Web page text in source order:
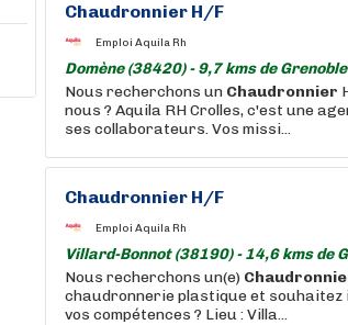
Chaudronnier H/F
Emploi Aquila Rh
Domène (38420) - 9,7 kms de
Nous recherchons un Chaudronnier
nous ? Aquila RH Crolles, c'est une
ses collaborateurs. Vos missi...
Chaudronnier H/F
Emploi Aquila Rh
Villard-Bonnot (38190) - 14,6 kms de
Nous recherchons un(e)
chaudronnerie plastique et
vos compétences ? Lieu : Villa...